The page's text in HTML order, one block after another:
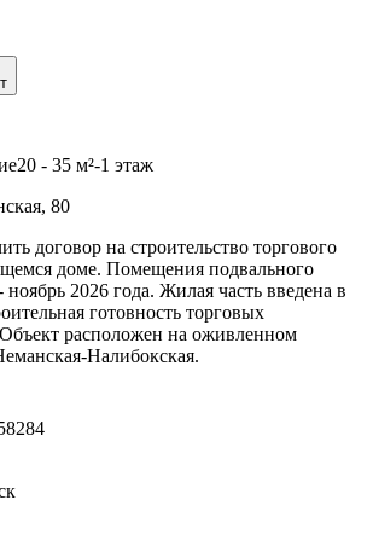
20 - 35 м²-1 этаж
80
договор на строительство торгового
доме. Помещения подвального
2026 года. Жилая часть введена в
готовность торговых
расположен на оживленном
Налибокская.